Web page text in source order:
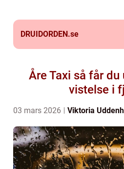
DRUIDORDEN.se
Åre Taxi så får du
vistelse i
03 mars 2026 Viktoria